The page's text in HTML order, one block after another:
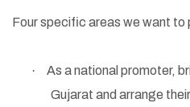
Four specific areas we want to
·
As a national promoter,
Gujarat and arrange